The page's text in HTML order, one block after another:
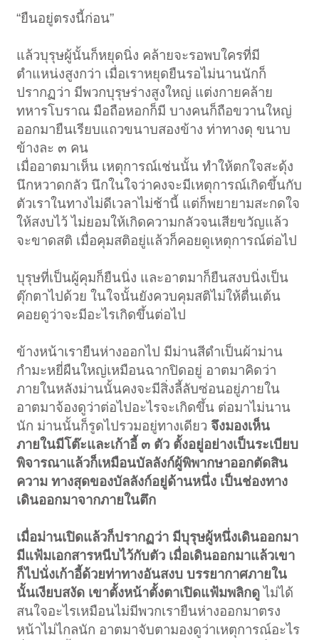
“ยืนอยู่ตรงนี้ก่อน”
แล้วบุรุษผู้นั้นก็หยุดนิ่ง คล้ายจะรอพบใครที่มี
ตำแหน่งสูงกว่า เมื่อเราหยุดยืนรอไม่นานนักก็
ปรากฏว่า มีพวกบุรุษร่างสูงใหญ่ แต่งกายคล้าย
ทหารโบราณ มือถือหอกก็มี บางคนก็ถือขวานใหญ่
ออกมายืนเรียบแถวขนาบสองข้าง ท่าทางดุ ขนาบ
ข้างละ ๓ คน
เมื่ออาตมาเห็น เหตุการณ์เช่นนั้น ทำให้ตกใจสะดุ้ง
นึกหวาดกลัว นึกในใจว่าคงจะมีเหตุการณ์เกิดขึ้นกับ
ตัวเราในทางไม่ดีเวลาไม่ช้านี้ แต่ก็พยายามสะกดใจ
ให้สงบไว้ ไม่ยอมให้เกิดความกลัวจนเสียขวัญแล้ว
จะขาดสติ เมื่อคุมสติอยู่แล้วก็คอยดูเหตุการณ์ต่อไป
บุรุษที่เป็นผู้คุมก็ยืนนิ่ง และอาตมาก็ยืนสงบนิ่งเป็น
ตุ๊กตาไปด้วย ในใจนั้นยังควบคุมสติไม่ให้ตื่นเต้น
คอยดูว่าจะมีอะไรเกิดขึ้นต่อไป
ข้างหน้าเรายืนห่างออกไป มีม่านสีดำเป็นผ้าม่าน
กำมะหยี่ผืนใหญ่เหมือนฉากปิดอยู่ อาตมาคิดว่า
ภายในหลังม่านนั้นคงจะมีสิ่งลี้ลับซ่อนอยู่ภายใน
อาตมาจ้องดูว่าต่อไปอะไรจะเกิดขึ้น ต่อมาไม่นาน
นัก ม่านนั้นก็รูดไปรวมอยู่ทางเดียวจึงมองเห็น
ภายในมีโต๊ะและเก้าอี้ ๓ ตัว ตั้งอยู่อย่างเป็นระเบียบ
พิจารณาแล้วก็เหมือนบัลลังก์ผู้พิพากษาออกตัดสิน
ความ ทางสุดของบัลลังก์อยู่ด้านหนึ่ง เป็นช่องทาง
เดินออกมาจากภายในตึก
เมื่อม่านเปิดแล้วก็ปรากฏว่า มีบุรุษผู้หนึ่งเดินออกมา
มีแฟ้มเอกสารหนีบไว้กับตัว เมื่อเดินออกมาแล้วเขา
ก็ไปนั่งเก้าอี้ด้วยท่าทางอันสงบ บรรยากาศภายใน
นั้นเงียบสงัด เขาตั้งหน้าตั้งตาเปิดแฟ้มพลิกดูไม่ได้
สนใจอะไรเหมือนไม่มีพวกเรายืนห่างออกมาตรง
หน้าไม่ไกลนัก อาตมาจับตามองดูว่าเหตุการณ์อะไร